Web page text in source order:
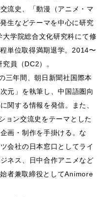
流史、「動漫（アニメ・マ
生などテーマを中心に研究
学院総合文化研究科にて修
単位取得満期退学。2014〜
員（DC2）。
三年間、朝日新聞社国際本
元」を執筆し、中国語圏向
関する情報を発信。また、
ョン交流史をテーマとした
画・制作を手掛ける。な
会社の日本窓口としてライ
ネス、日中合作アニメなど
者兼取締役としてAnimore